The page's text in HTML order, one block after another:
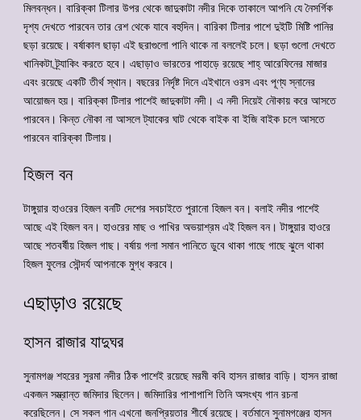
মিলবন্ধন। বারিক্কা টিলার উপর থেকে জাদুকাটা নদীর দিকে তাকালে আপনি যে নৈসর্গিক
দৃশ্য দেখতে পারবেন তার রেশ থেকে যাবে বহুদিন। বারিকা টিলার পাশে দুইটি মিষ্টি পানির
ছড়া রয়েছে। বর্ষাকাল ছাড়া এই ছরাগুলো পানি থাকে না বললেই চলে। ছড়া গুলো দেখতে
খানিকটা ট্র্যাকিং করতে হবে। এছাড়াও ভারতের পাহাড়ে রয়েছে শাহ্ আরেফিনের মাজার
এবং রয়েছে একটি তীর্থ স্থান। বছরের নির্দৃষ্ট দিনে এইখানে ওরস এবং পূণ্য স্নানের
আয়োজন হয়। বারিক্কা টিলার পাশেই জাদুকাটা নদী। এ নদী দিয়েই নৌকায় করে আসতে
পারবেন। কিন্ত নৌকা না আসলে ট্যাকের ঘাট থেকে বাইক বা ইজি বাইক চলে আসতে
পারবেন বারিক্কা টিলায়।
হিজল বন
টাঙ্গুয়ার হাওরের হিজল বনটি দেশের সবচাইতে পুরানো হিজল বন। বলাই নদীর পাশেই
আছে এই হিজল বন। হাওরের মাছ ও পাখির অভয়াশ্রম এই হিজল বন। টাঙ্গুয়ার হাওরে
আছে শতবর্ষীয় হিজল গাছ। বর্ষায় গলা সমান পানিতে ডুবে থাকা গাছে গাছে ঝুলে থাকা
হিজল ফুলের সৌন্দর্য আপনাকে মুগ্ধ করবে।
এছাড়াও রয়েছে
হাসন রাজার যাদুঘর
সুনামগঞ্জ শহরের সুরমা নদীর ঠিক পাশেই রয়েছে মরমী কবি হাসন রাজার বাড়ি। হাসন রাজা
একজন সম্ভ্রান্ত জমিদার ছিলেন। জমিদারির পাশাপাশি তিনি অসংখ্য গান রচনা
করেছিলেন। সে সকল গান এখনো জনপ্রিয়তার শীর্ষে রয়েছে। বর্তমানে সুনামগঞ্জের হাসন